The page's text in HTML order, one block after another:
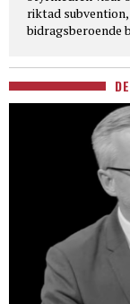
riktad
bidragsberoende